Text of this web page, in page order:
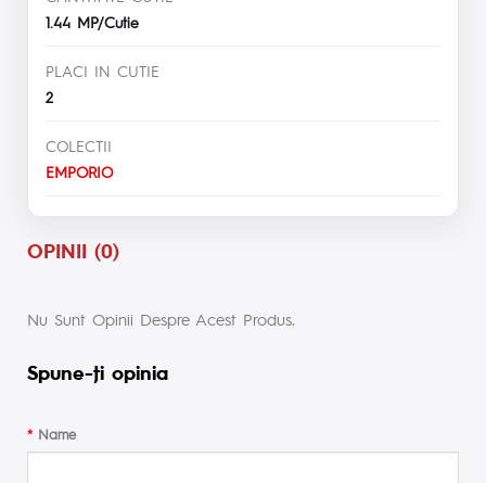
1.44 MP/Cutie
PLACI IN CUTIE
2
COLECTII
EMPORIO
OPINII (0)
Nu Sunt Opinii Despre Acest Produs.
Spune-ţi opinia
Name